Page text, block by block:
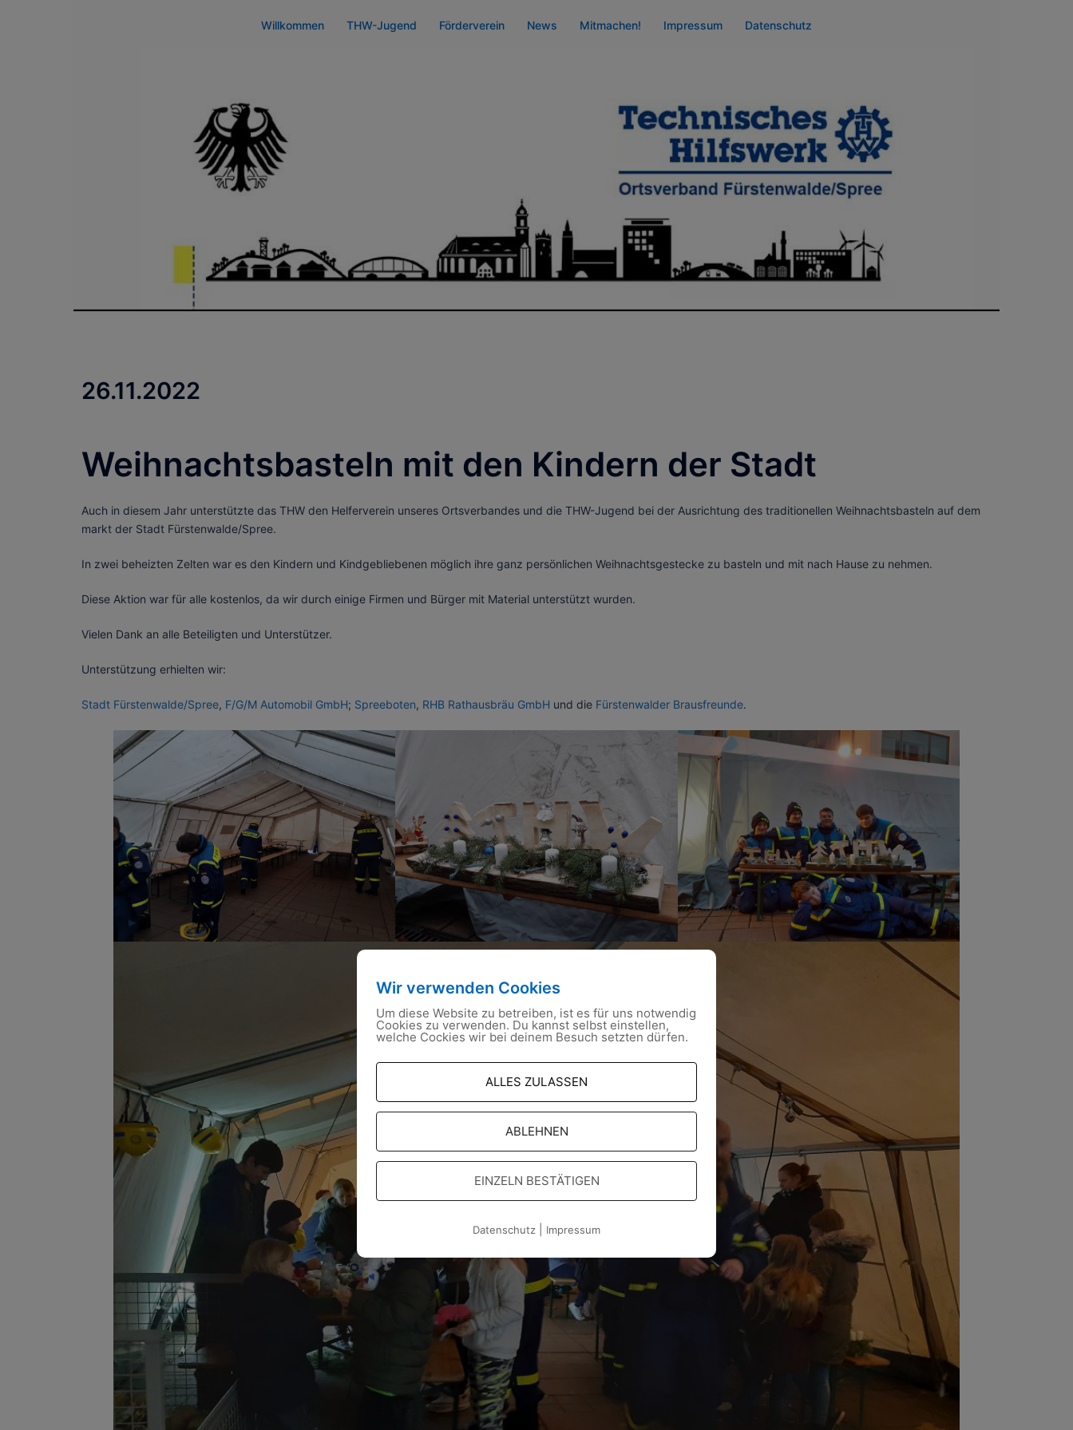
Willkommen THW-Jugend Förderverein News Mitmachen! Impressum Datenschutz
26.11.2022
Weihnachtsbasteln mit den Kindern der Stadt
Auch in diesem Jahr unterstützte das THW den Helferverein unseres Ortsverbandes und die THW-Jugend bei der Ausrichtung des traditionellen Weihnachtsbasteln auf dem
markt der Stadt Fürstenwalde/Spree.
In zwei beheizten Zelten war es den Kindern und Kindgebliebenen möglich ihre ganz persönlichen Weihnachtsgestecke zu basteln und mit nach Hause zu nehmen.
Diese Aktion war für alle kostenlos, da wir durch einige Firmen und Bürger mit Material unterstützt wurden.
Vielen Dank an alle Beteiligten und Unterstützer.
Unterstützung erhielten wir:
Stadt Fürstenwalde/Spree, F/G/M Automobil GmbH; Spreeboten, RHB Rathausbräu GmbH und die Fürstenwalder Brausfreunde.
Wir verwenden Cookies
Um diese Website zu betreiben, ist es für uns notwendig
Cookies zu verwenden. Du kannst selbst einstellen,
welche Cockies wir bei deinem Besuch setzten dürfen.
ALLES ZULASSEN
ABLEHNEN
EINZELN BESTÄTIGEN
Datenschutz Impressum